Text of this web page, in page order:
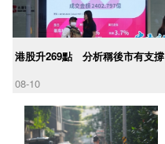
港股升269點 分析稱後市有支撐
08-10